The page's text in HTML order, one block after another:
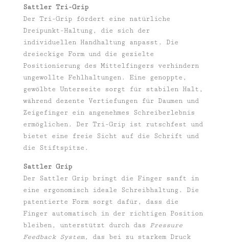
Sattler Tri-Grip
Der Tri-Grip fördert eine natürliche
Dreipunkt-Haltung, die sich der
individuellen Handhaltung anpasst. Die
dreieckige Form und die gezielte
Positionierung des Mittelfingers verhindern
ungewollte Fehlhaltungen. Eine genoppte,
gewölbte Unterseite sorgt für stabilen Halt,
während dezente Vertiefungen für Daumen und
Zeigefinger ein angenehmes Schreiberlebnis
ermöglichen. Der Tri-Grip ist rutschfest und
bietet eine freie Sicht auf die Schrift und
die Stiftspitze.
Sattler Grip
Der Sattler Grip bringt die Finger sanft in
eine ergonomisch ideale Schreibhaltung. Die
patentierte Form sorgt dafür, dass die
Finger automatisch in der richtigen Position
bleiben, unterstützt durch das Pressure
Feedback System, das bei zu starkem Druck